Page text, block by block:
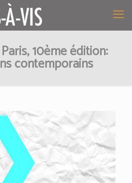
10ème édition:
contemporains